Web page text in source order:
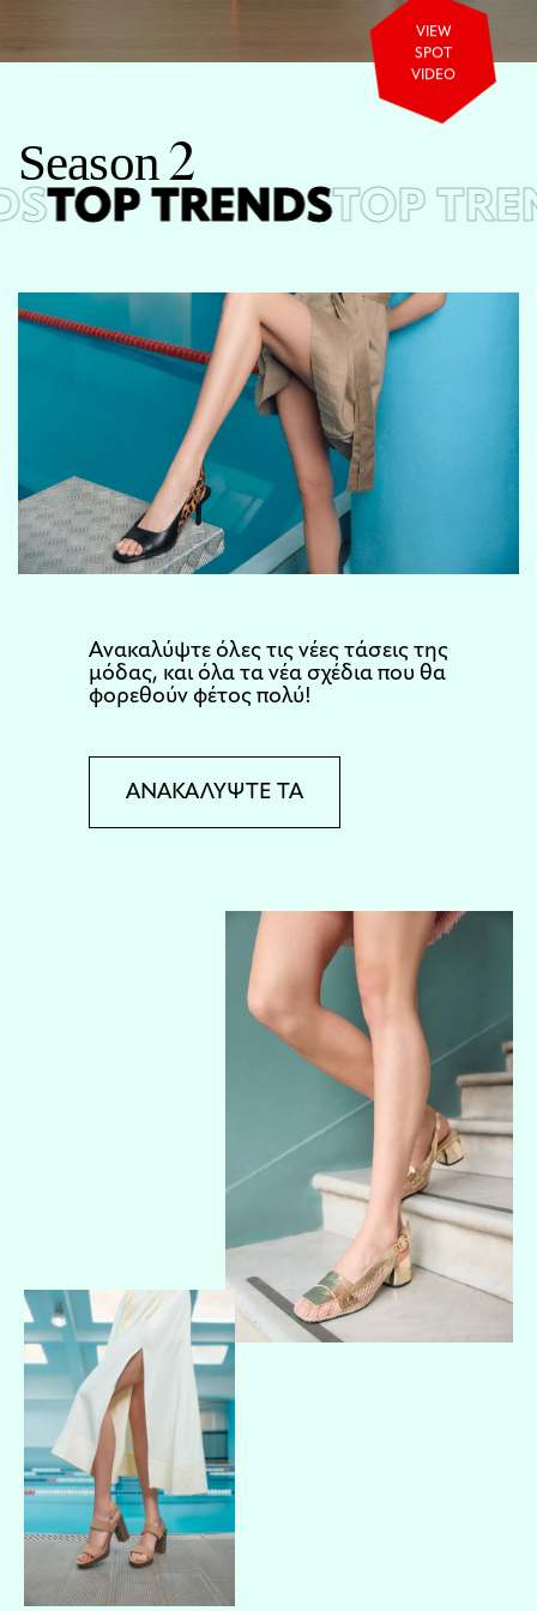
VIEW
SPOT
VIDEO
Season2
TOP TRENDSTOP
Aνακαλύψτε όλες τις νέες τάσεις της
μόδας, και όλα τα νέα σχέδια που θα
φορεθούν φέτος πολύ!
ΑΝΑΚΑΛΥΨΤΕ ΤΑ